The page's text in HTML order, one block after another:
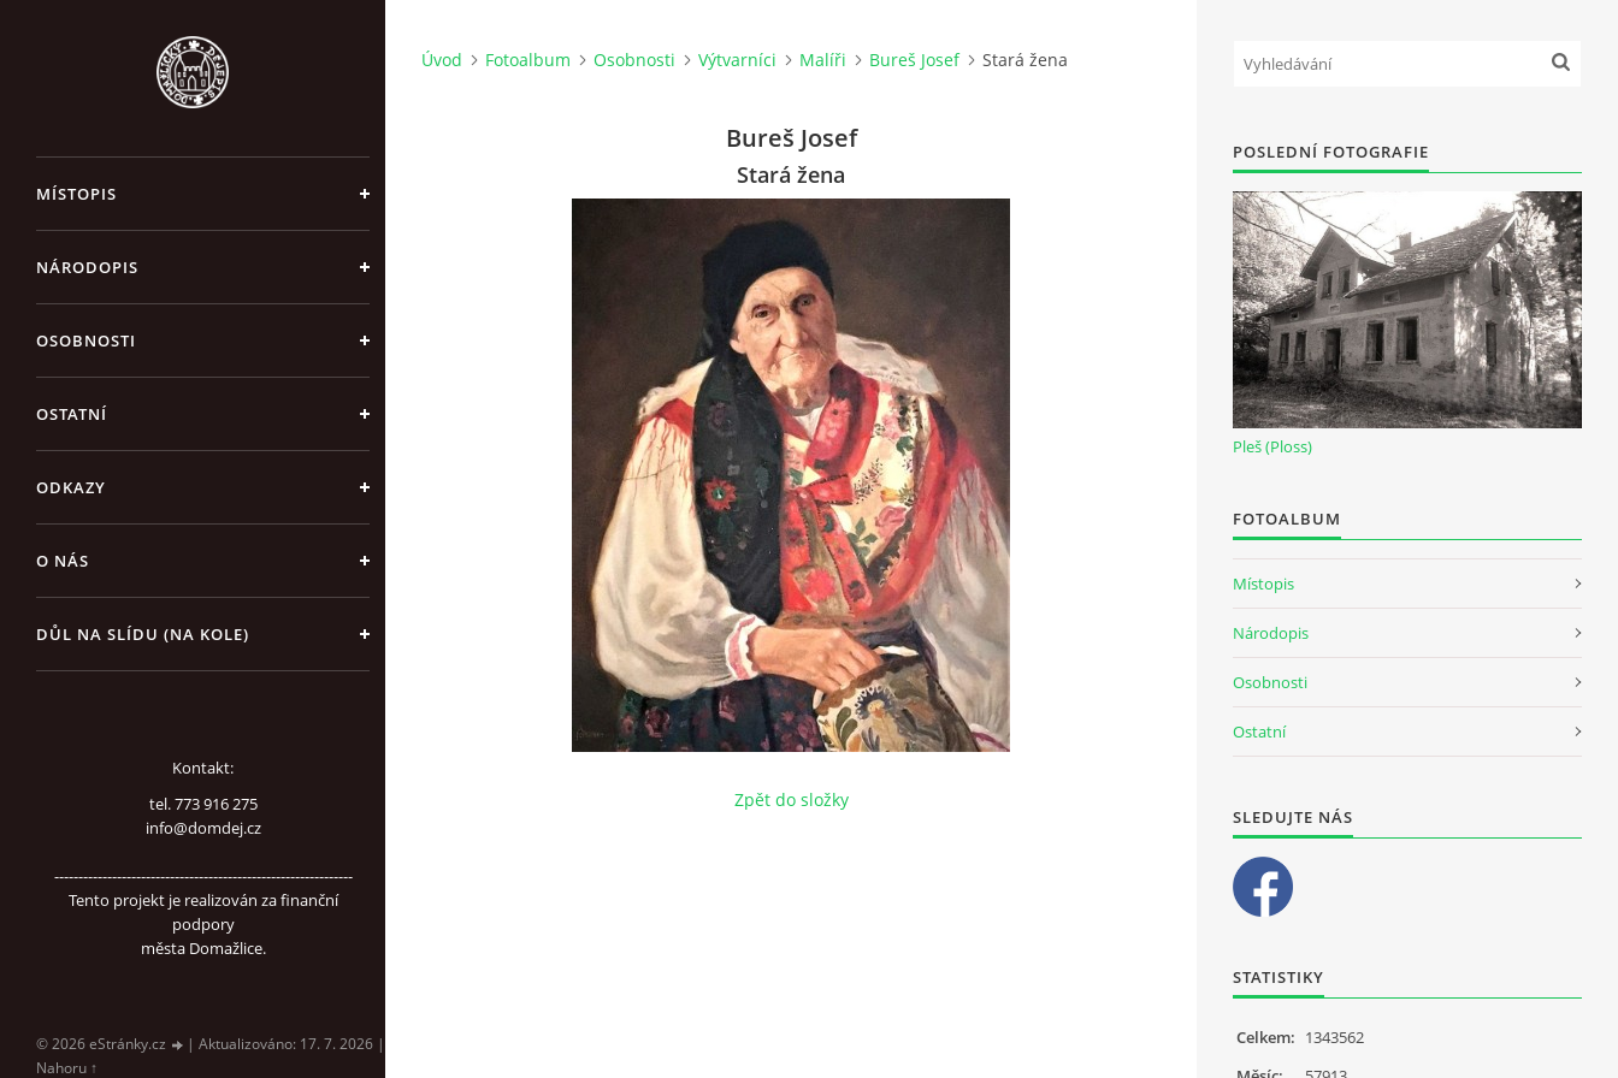
MÍSTOPIS
NÁRODOPIS
OSOBNOSTI
OSTATNÍ
ODKAZY
O NÁS
DŮL NA SLÍDU (NA KOLE)
Kontakt:
tel. 773 916 275
info@domdej.cz
--------------------------------------------------------------
Tento projekt je realizován za finanční
podpory
města Domažlice.
© 2026 eStránky.cz | Aktualizováno: 17. 7. 2026 |
Nahoru ↑
Úvod Fotoalbum Osobnosti Výtvarníci Malíři Bureš Josef Stará žena
Bureš Josef
Stará žena
Zpět do složky
POSLEDNÍ FOTOGRAFIE
Pleš (Ploss)
FOTOALBUM
Místopis
Národopis
Osobnosti
Ostatní
SLEDUJTE NÁS
STATISTIKY
Celkem: 1343562